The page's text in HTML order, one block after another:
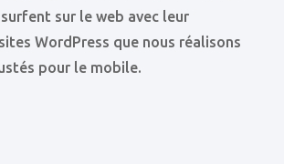
sur le web avec leur
WordPress que nous réalisons
pour le mobile.